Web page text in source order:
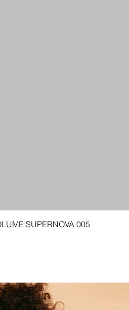
SUPERNOVA 005